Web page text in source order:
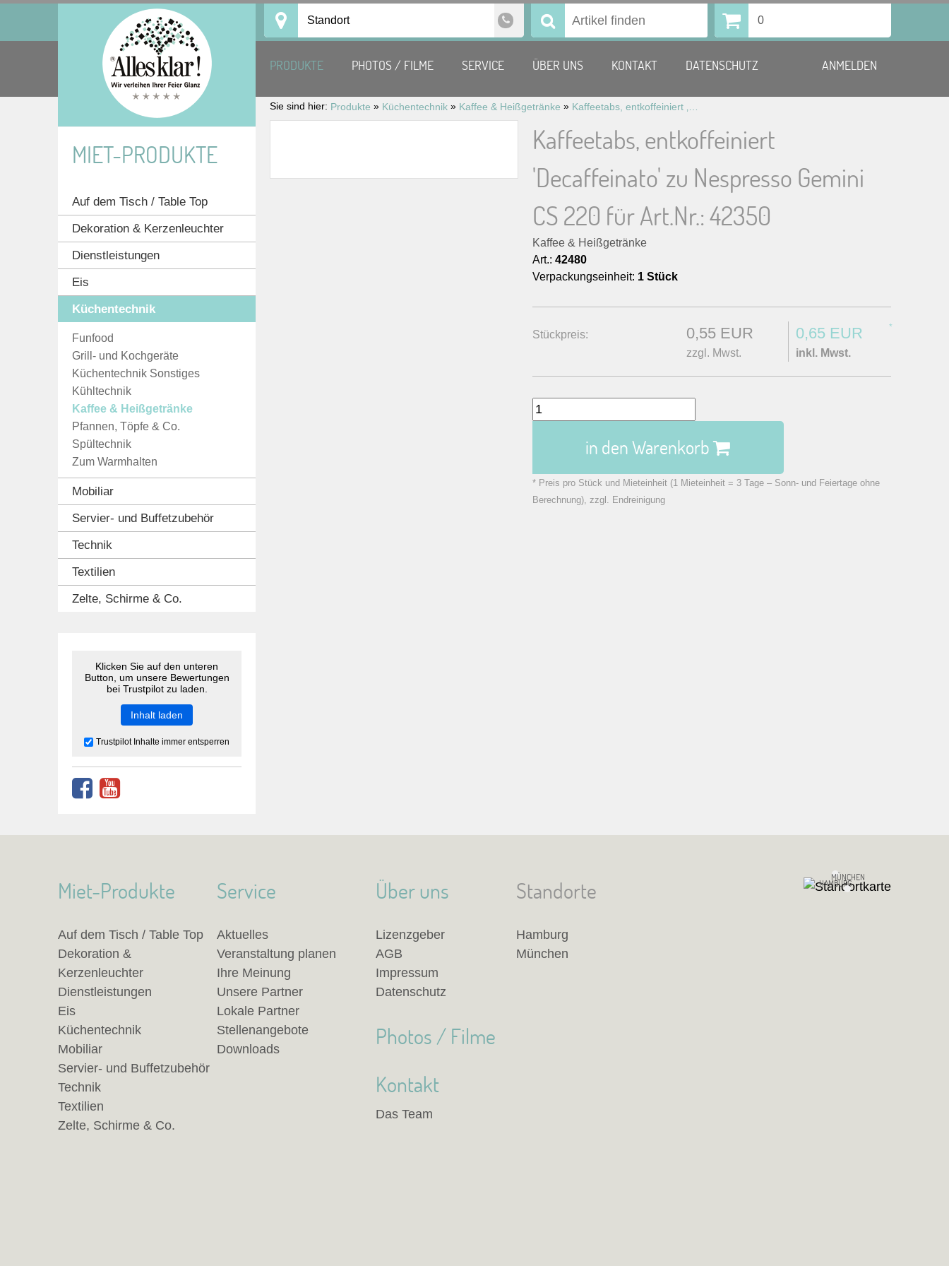
Standort Suchen 0
PRODUKTE PHOTOS / FILME SERVICE ÜBER UNS KONTAKT DATENSCHUTZ ANMELDEN
Sie sind hier: Produkte » Küchentechnik » Kaffee & Heißgetränke »
Kaffeetabs, entkoffeiniert
'Decaffeinato' zu Nespresso Gemini
CS 220 für Art.Nr.: 42350
Kaffee & Heißgetränke
Art.: 42480
Verpackungseinheit: 1 Stück
Stückpreis: 0,55 EUR
zzgl. Mwst.
0,65 EUR *
inkl. Mwst.
in den Warenkorb
* Preis pro Stück und Mieteinheit (1 Mieteinheit = 3 Tage – Sonn- und Feiertage ohne
Berechnung), zzgl. Endreinigung
MIET-PRODUKTE
Auf dem Tisch / Table Top
Dekoration & Kerzenleuchter
Dienstleistungen
Eis
Küchentechnik
Funfood
Grill- und Kochgeräte
Küchentechnik Sonstiges
Kühltechnik
Kaffee & Heißgetränke
Pfannen, Töpfe & Co.
Spültechnik
Zum Warmhalten
Mobiliar
Servier- und Buffetzubehör
Technik
Textilien
Zelte, Schirme & Co.
Klicken Sie auf den unteren
Button, um unsere Bewertungen
bei Trustpilot zu laden.
Inhalt laden
Trustpilot Inhalte immer entsperren
Standorte
Hamburg
München
HAMBURG
MÜNCHEN
Miet-Produkte
Auf dem Tisch / Table Top
Dekoration &
Kerzenleuchter
Dienstleistungen
Eis
Küchentechnik
Mobiliar
Servier- und Buffetzubehör
Technik
Textilien
Zelte, Schirme & Co.
Service
Aktuelles
Veranstaltung planen
Ihre Meinung
Unsere Partner
Lokale Partner
Stellenangebote
Downloads
Über uns
Lizenzgeber
AGB
Impressum
Datenschutz
Photos / Filme
Kontakt
Das Team